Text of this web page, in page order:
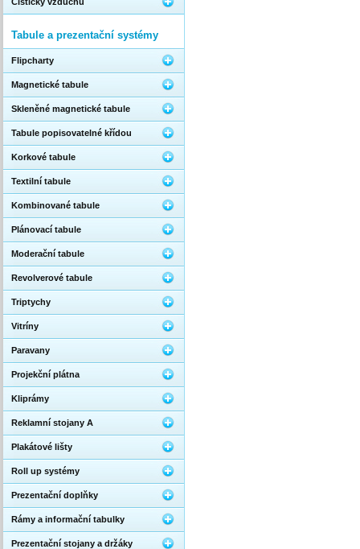
Tabule a prezentační systémy
Flipcharty
Magnetické tabule
Skleněné magnetické tabule
Tabule popisovatelné křídou
Korkové tabule
Textilní tabule
Kombinované tabule
Plánovací tabule
Moderační tabule
Revolverové tabule
Triptychy
Vitríny
Paravany
Projekční plátna
Kliprámy
Reklamní stojany A
Plakátové lišty
Roll up systémy
Prezentační doplňky
Rámy a informační tabulky
Prezentační stojany a držáky